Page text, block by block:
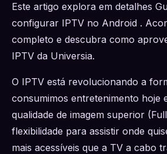
Este artigo explora em detalhes
configurar IPTV no Android .
completo e descubra como
IPTV da Universia.
O IPTV está revolucionando a
consumimos entretenimento hoje
qualidade de imagem superior
flexibilidade para assistir onde
mais acessíveis que a TV a cabo